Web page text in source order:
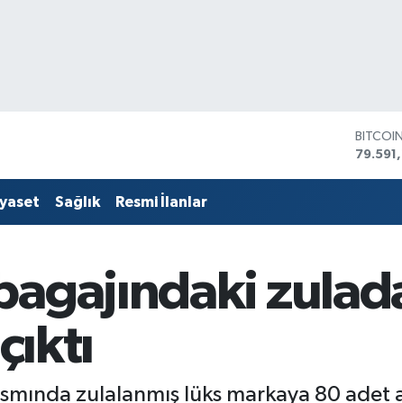
DOLAR
Sağlık Resmi İlanlar
zulalanmış lüks markaya 80 adet